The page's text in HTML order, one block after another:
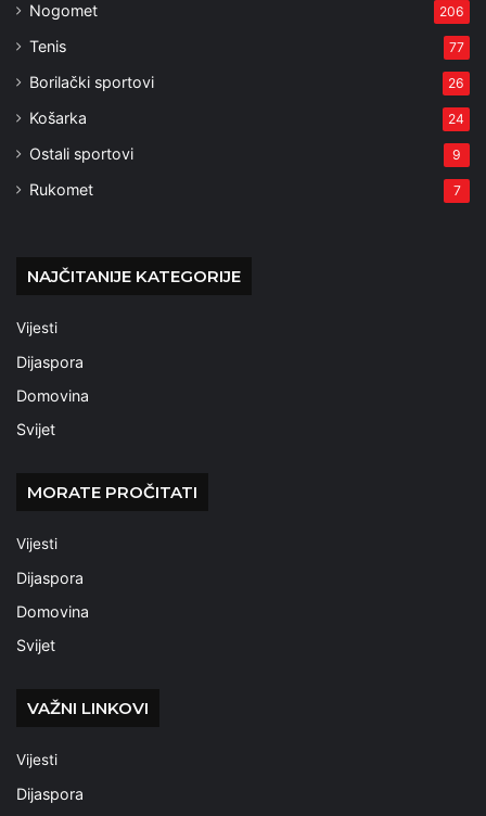
Nogomet 206
Tenis 77
Borilački sportovi 26
Košarka 24
Ostali sportovi 9
Rukomet 7
NAJČITANIJE KATEGORIJE
Vijesti
Dijaspora
Domovina
Svijet
MORATE PROČITATI
Vijesti
Dijaspora
Domovina
Svijet
VAŽNI LINKOVI
Vijesti
Dijaspora